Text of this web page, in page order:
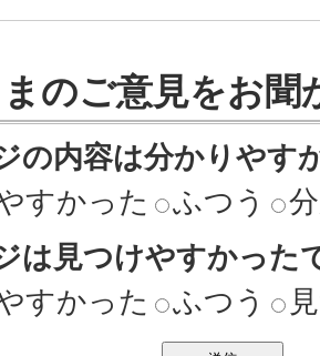
のご意見をお聞
の内容は分かりやす
すかった
ふつう
は見つけやすかった
すかった
ふつう